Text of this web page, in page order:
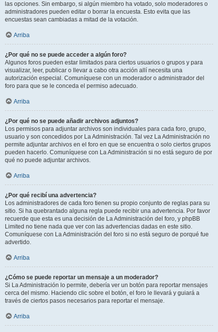
las opciones. Sin embargo, si algún miembro ha votado, solo moderadores o
administradores pueden editar o borrar la encuesta. Esto evita que las
encuestas sean cambiadas a mitad de la votación.
Arriba
¿Por qué no se puede acceder a algún foro?
Algunos foros pueden estar limitados para ciertos usuarios o grupos y para
visualizar, leer, publicar o llevar a cabo otra acción allí necesita una
autorización especial. Comuníquese con un moderador o administrador del
foro para que se le conceda el permiso adecuado.
Arriba
¿Por qué no se puede añadir archivos adjuntos?
Los permisos para adjuntar archivos son individuales para cada foro, grupo,
usuario y son concedidos por La Administración. Tal vez La Administración no
permite adjuntar archivos en el foro en que se encuentra o solo ciertos grupos
pueden hacerlo. Comuníquese con La Administración si no está seguro de por
qué no puede adjuntar archivos.
Arriba
¿Por qué recibí una advertencia?
Los administradores de cada foro tienen su propio conjunto de reglas para su
sitio. Si ha quebrantado alguna regla puede recibir una advertencia. Por favor
recuerde que esta es una decisión de La Administración del foro, y phpBB
Limited no tiene nada que ver con las advertencias dadas en este sitio.
Comuníquese con La Administración del foro si no está seguro de porqué fue
advertido.
Arriba
¿Cómo se puede reportar un mensaje a un moderador?
Si La Administración lo permite, debería ver un botón para reportar mensajes
cerca del mismo. Haciendo clic sobre el botón, el foro le llevará y guiará a
través de ciertos pasos necesarios para reportar el mensaje.
Arriba